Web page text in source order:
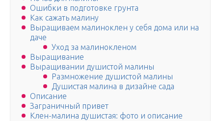
Ошибки в подготовке грунта
Как сажать малину
Выращиваем малиноклен у себя дома или на
даче
Уход за малинокленом
Выращивание
Выращивании душистой малины
Размножение душистой малины
Душистая малина в дизайне сада
Описание
Заграничный привет
Клен-малина душистая: фото и описание